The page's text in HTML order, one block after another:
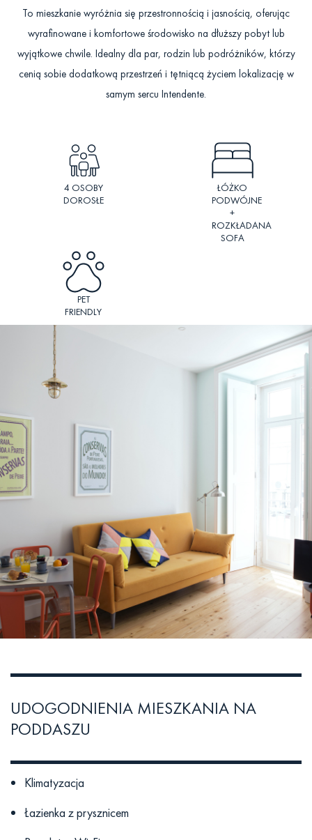
To mieszkanie wyróżnia się przestronnością i jasnością, oferując
wyrafinowane i komfortowe środowisko na dłuższy pobyt lub
wyjątkowe chwile. Idealny dla par, rodzin lub podróżników, którzy
cenią sobie dodatkową przestrzeń i tętniącą życiem lokalizację w
samym sercu Intendente.
4 OSOBY
DOROSŁE
ŁÓŻKO
PODWÓJNE
+
ROZKŁADANA
SOFA
PET
FRIENDLY
UDOGODNIENIA MIESZKANIA NA
PODDASZU
Klimatyzacja
Łazienka z prysznicem